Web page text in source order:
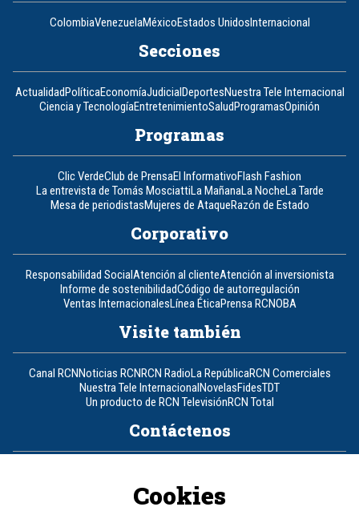
ColombiaVenezuelaMéxicoEstados UnidosInternacional
Secciones
ActualidadPolíticaEconomíaJudicialDeportesNuestra Tele Internacional
Ciencia y TecnologíaEntretenimientoSaludProgramasOpinión
Programas
Clic VerdeClub de PrensaEl InformativoFlash Fashion
La entrevista de Tomás MosciattiLa MañanaLa NocheLa Tarde
Mesa de periodistasMujeres de AtaqueRazón de Estado
Corporativo
Responsabilidad SocialAtención al clienteAtención al inversionista
Informe de sostenibilidadCódigo de autorregulación
Ventas InternacionalesLínea ÉticaPrensa RCNOBA
Visite también
Canal RCNNoticias RCNRCN RadioLa RepúblicaRCN Comerciales
Nuestra Tele InternacionalNovelasFidesTDT
Un producto de RCN TelevisiónRCN Total
Contáctenos
Cookies